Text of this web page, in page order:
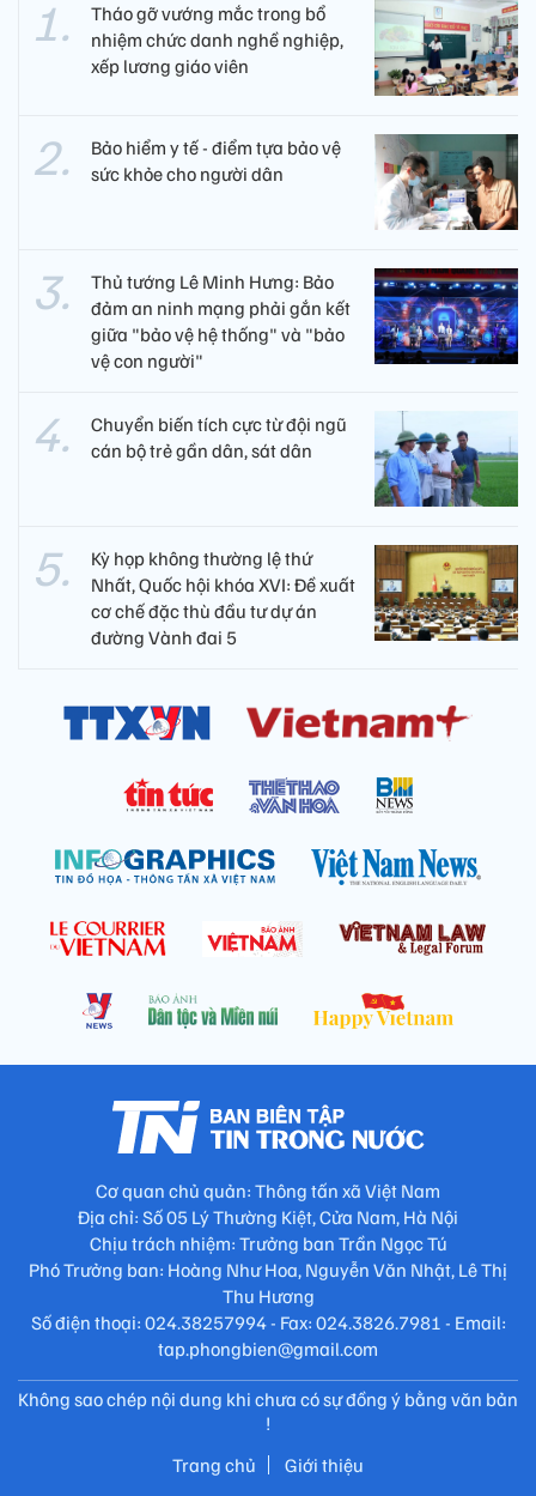
Tháo gỡ vướng mắc trong bổ
nhiệm chức danh nghề nghiệp,
xếp lương giáo viên
Bảo hiểm y tế - điểm tựa bảo vệ
sức khỏe cho người dân
Thủ tướng Lê Minh Hưng: Bảo
đảm an ninh mạng phải gắn kết
giữa "bảo vệ hệ thống" và "bảo
vệ con người"
Chuyển biến tích cực từ đội ngũ
cán bộ trẻ gần dân, sát dân
Kỳ họp không thường lệ thứ
Nhất, Quốc hội khóa XVI: Đề xuất
cơ chế đặc thù đầu tư dự án
đường Vành đai 5
Cơ quan chủ quản: Thông tấn xã Việt Nam
Địa chỉ: Số 05 Lý Thường Kiệt, Cửa Nam, Hà Nội
Chịu trách nhiệm: Trưởng ban Trần Ngọc Tú
Phó Trưởng ban: Hoàng Như Hoa, Nguyễn Văn Nhật, Lê Thị
Thu Hương
Số điện thoại: 024.38257994 - Fax: 024.3826.7981 - Email:
tap.phongbien@gmail.com
Không sao chép nội dung khi chưa có sự đồng ý bằng văn bản
!
Trang chủ
Giới thiệu